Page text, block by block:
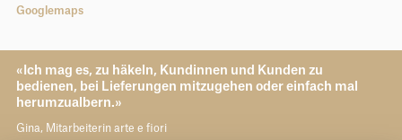
Googlemaps
«Ich mag es, zu häkeln, Kundinnen und Kunden zu
bedienen, bei Lieferungen mitzugehen oder einfach mal
herumzualbern.»
Gina, Mitarbeiterin arte e fiori